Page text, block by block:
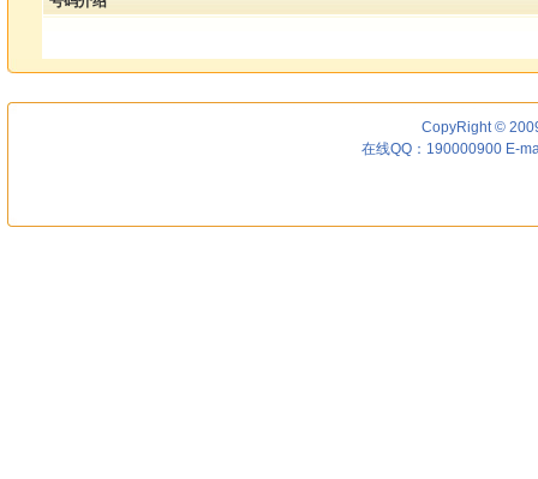
CopyRight ©
在线QQ：190000900 E-